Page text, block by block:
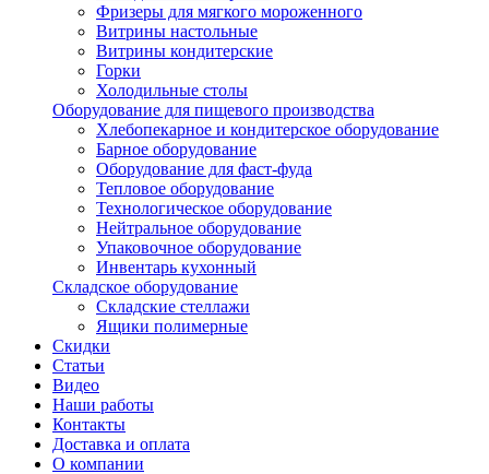
Фризеры для мягкого мороженного
Витрины настольные
Витрины кондитерские
Горки
Холодильные столы
Оборудование для пищевого производства
Хлебопекарное и кондитерское оборудование
Барное оборудование
Оборудование для фаст-фуда
Тепловое оборудование
Технологическое оборудование
Нейтральное оборудование
Упаковочное оборудование
Инвентарь кухонный
Складское оборудование
Складские стеллажи
Ящики полимерные
Скидки
Статьи
Видео
Наши работы
Контакты
Доставка и оплата
О компании